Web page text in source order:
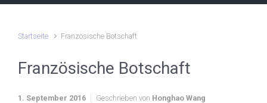
Startseite Französische Botschaft
Französische Botschaft
1. September 2016 Geschrieben von Honghao Wang